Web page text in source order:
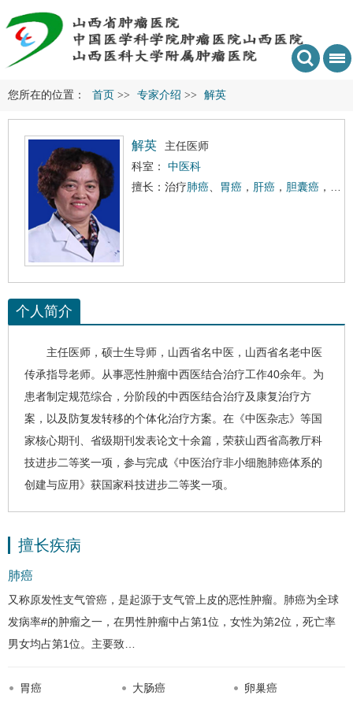
您所在的位置： 首页 >> 专家介绍 >> 解英
解英
主任医师
科室： 中医科
擅长：治疗肺癌 胃癌 ， 肝癌 ， 胆囊癌 ，
个人简介
主任医师，硕士生导师，山西省名中医，山西省名老中医
传承指导老师。从事恶性肿瘤中西医结合治疗工作40余年。为
患者制定规范综合，分阶段的中西医结合治疗及康复治疗方
案，以及防复发转移的个体化治疗方案。在《中医杂志》等国
家核心期刊、省级期刊发表论文十余篇，荣获山西省高教厅科
技进步二等奖一项，参与完成《中医治疗非小细胞肺癌体系的
创建与应用》获国家科技进步二等奖一项。
擅长疾病
肺癌
又称原发性支气管癌，是起源于支气管上皮的恶性肿瘤。 肺癌为全球
发病率#的肿瘤之一，在男性肿瘤中占第1位，女性为第2位，死亡率
男女均占第1位。主要致…
胃癌 大肠癌
卵巢癌